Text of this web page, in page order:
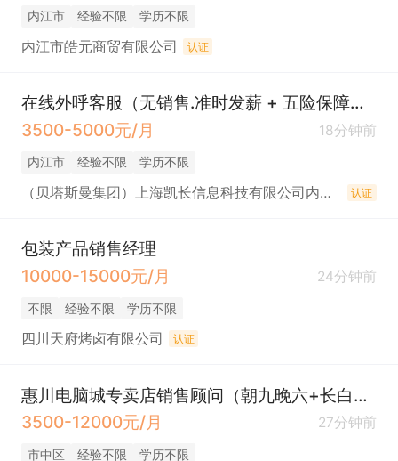
内江市 经验不限 学历不限
内江市皓元商贸有限公司 认证
在线外呼客服（无销售.准时发薪 + 五险保障，岗位稳定靠谱）
3500-5000元/月
18分钟前
内江市 经验不限 学历不限
（贝塔斯曼集团）上海凯长信息科技有限公司内江分公司 认证
包装产品销售经理
10000-15000元/月
24分钟前
不限 经验不限 学历不限
四川天府烤卤有限公司 认证
惠川电脑城专卖店销售顾问（朝九晚六+长白班）
3500-12000元/月
27分钟前
市中区 经验不限 学历不限